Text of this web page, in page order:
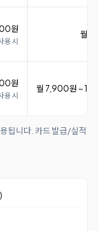
원
용 시
월
원
시
월 7,900원 ~
됩니다. 카드 발급/실적